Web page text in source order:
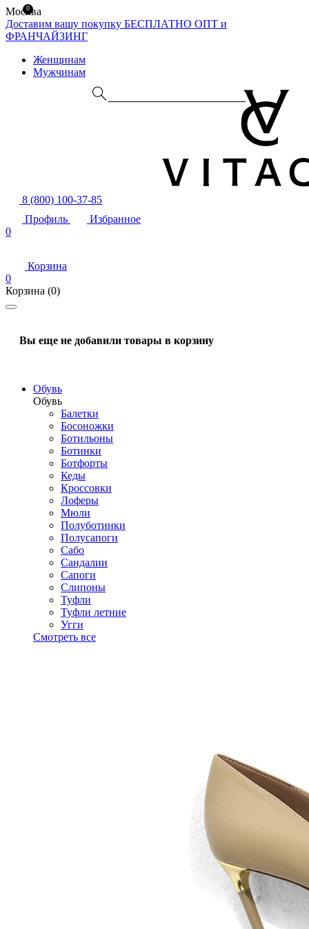
Москва
Доставим вашу покупку БЕСПЛАТНО ОПТ и
ФРАНЧАЙЗИНГ
Женщинам
Мужчинам
8 (800) 100-37-85
Профиль
Избранное
0
Корзина
0
Корзина (0)
Вы еще не добавили товары в корзину
Обувь
Обувь
Балетки
Босоножки
Ботильоны
Ботинки
Ботфорты
Кеды
Кроссовки
Лоферы
Мюли
Полуботинки
Полусапоги
Сабо
Сандалии
Сапоги
Слипоны
Туфли
Туфли летние
Угги
Смотреть все
0